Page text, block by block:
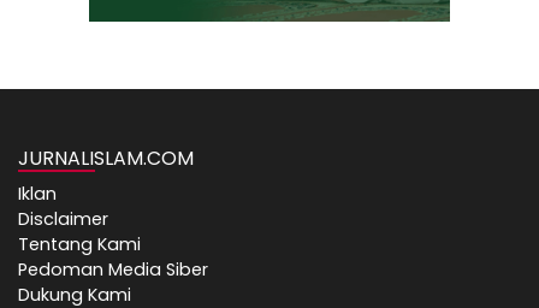
JURNALISLAM.COM
Iklan
Disclaimer
Tentang Kami
Pedoman Media Siber
Dukung Kami